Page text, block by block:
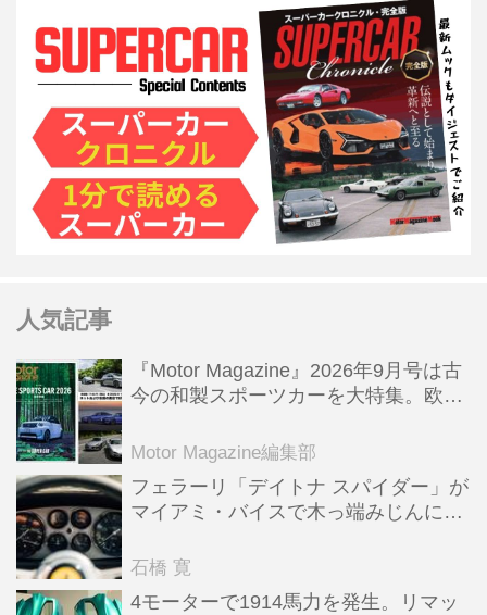
人気記事
『Motor Magazine』2026年9月号は古
今の和製スポーツカーを大特集。欧州
Motor Magazine編集部
フェラーリ「デイトナ スパイダー」が
マイアミ・バイスで木っ端みじんにな
石橋 寛
4モーターで1914馬力を発生。リマッ